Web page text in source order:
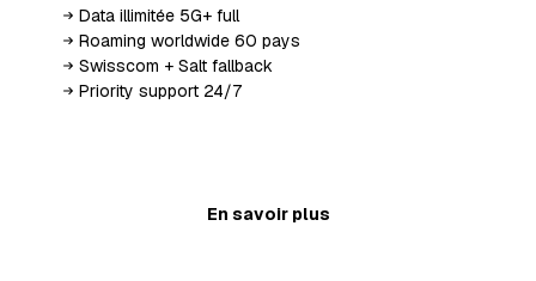
Data illimitée 5G+ full
Roaming worldwide 60 pays
Swisscom + Salt fallback
Priority support 24/7
En savoir plus